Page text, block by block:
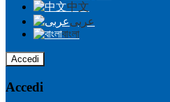
中文
عربى
বাংলা
Accedi
Accedi